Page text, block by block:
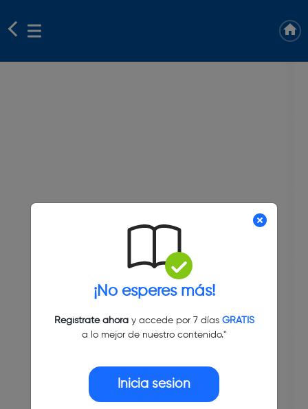
¡No esperes más!
Regístrate ahoray accede por 7 días GRATIS
a lo mejor de nuestro contenido."
Inicia sesión